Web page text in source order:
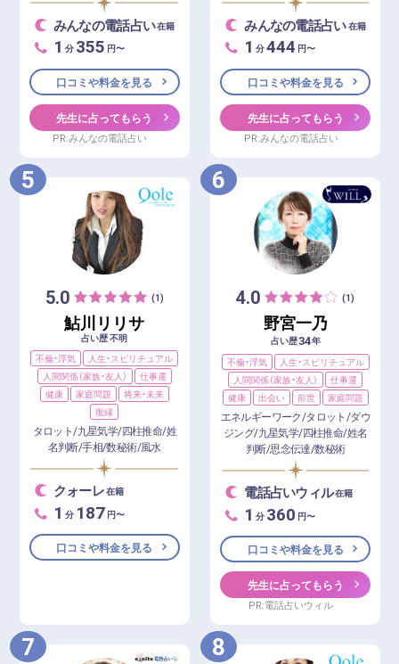
みんなの電話占い在籍
1 分 355 円〜
口コミや料金を見る
先生に占ってもらう
PR:みんなの電話占い
みんなの電話占い在籍
1 分444 円〜
口コミや料金を見る
先生に占ってもらう
PR:みんなの電話占い
5
5.0 (1)
鮎川リリサ
占い歴 不明
不倫・浮気
人生・スピリチュアル
人間関係（家族・友人）
仕事運
健康
家庭問題
将来・未来
復縁
タロット/九星気学/四柱推命/姓
名判断/手相/数秘術/風水
クォーレ在籍
1 分 187 円〜
口コミや料金を見る
6
4.0 (1)
野宮一乃
占い歴34年
不倫・浮気
人生・スピリチュアル
人間関係（家族・友人）
仕事運
健康
出会い 前世 家庭問題
エネルギーワーク/タロット/ダウ
ジング/九星気学/四柱推命/姓名
判断/思念伝達/数秘術
電話占いウィル在籍
1 分 360 円〜
口コミや料金を見る
先生に占ってもらう
PR:電話占いウィル
7 8